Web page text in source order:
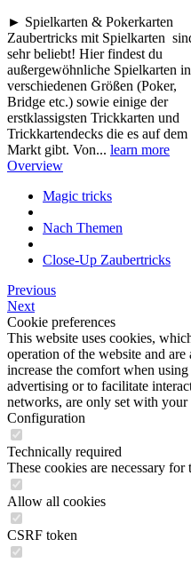
► Spielkarten & Pokerkarten
Zaubertricks mit Spielkarten
sehr beliebt! Hier findest du
außergewöhnliche Spielkarten in
verschiedenen Größen (Poker,
Bridge etc.) sowie einige der
erstklassigsten Trickkarten und
Trickkartendecks die es auf dem
Markt gibt. Von... learn more
Overview
Magic tricks
Nach Themen
Close-Up Zaubertricks
Previous
Next
Cookie preferences
This website uses cookies,
operation of the website and
increase the comfort when
advertising or to facilitate
networks, are only set with your
Configuration
Technically required
These cookies are necessary
Allow all cookies
CSRF token